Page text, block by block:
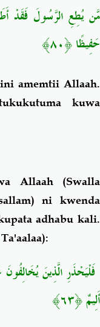
مَّن يُطِعِ الرَّسُولَ فَقَدْ
حَفِيظًا﴿٨٠﴾
amemtii Allaah.
kuwa
Allaah (Swalla
ni kwenda
adhabu kali.
فَلْيَحْذَرِ الَّذِينَ
أَلِيمٌ ﴿٦٣﴾